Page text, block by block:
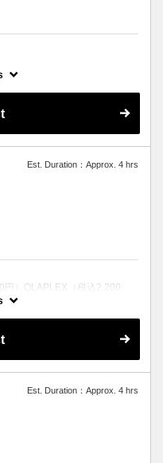
一ヶ月以内のリタッチメニュ
Est. Duration：Approx. 4 hrs
円）OLAPLEX（税込2,200
ーチ＋カラー
っては１度のブリーチでは表
Est. Duration：Approx. 4 hrs